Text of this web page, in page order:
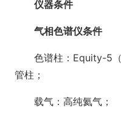
仪器条件
气相色谱仪条件
色谱柱：Equity-5（
管柱；
载气：高纯氦气；